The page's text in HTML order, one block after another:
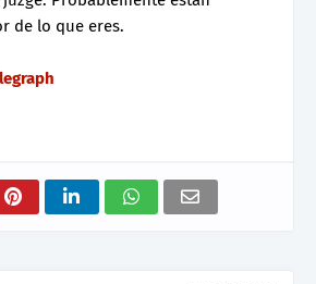
de lo que eres.